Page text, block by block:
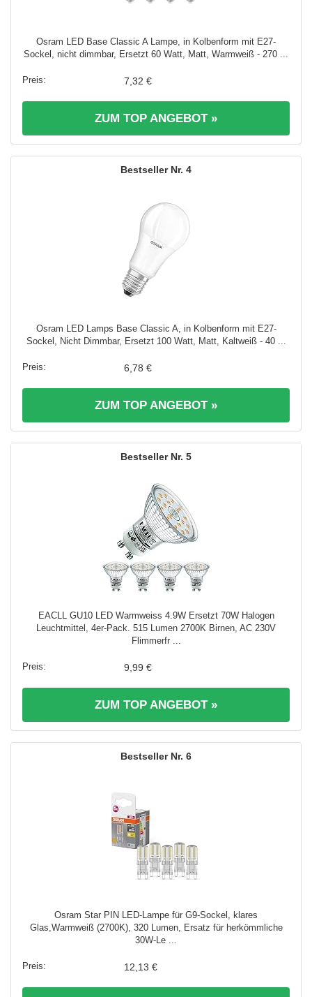
Osram LED Base Classic A Lampe, in Kolbenform mit E27-
Sockel, nicht dimmbar, Ersetzt 60 Watt, Matt, Warmweiß - 270 ...
7,32 €
ZUM TOP ANGEBOT »
4
Osram LED Lamps Base Classic A, in Kolbenform mit E27-
Sockel, Nicht Dimmbar, Ersetzt 100 Watt, Matt, Kaltweiß - 40 ...
6,78 €
ZUM TOP ANGEBOT »
5
EACLL GU10 LED Warmweiss 4.9W Ersetzt 70W Halogen
Leuchtmittel, 4er-Pack. 515 Lumen 2700K Birnen, AC 230V
Flimmerfr ...
9,99 €
ZUM TOP ANGEBOT »
6
Osram Star PIN LED-Lampe für G9-Sockel, klares
Glas,Warmweiß (2700K), 320 Lumen, Ersatz für herkömmliche
30W-Le ...
12,13 €